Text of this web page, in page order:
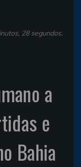
28 segundos.
a
e
Bahia